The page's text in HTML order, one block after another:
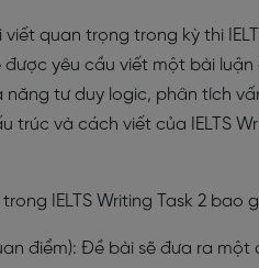
viết quan trọng trong kỳ thi
được yêu cầu viết một bài
năng tư duy logic, phân tích
trúc và cách viết của IELTS
IELTS Writing Task 2 bao
điểm): Đề bài sẽ đưa ra